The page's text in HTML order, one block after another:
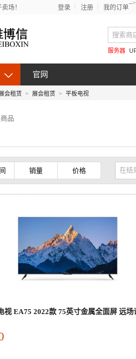
场！
-->
登录 注册 我的订单
服务器
官网
会租赁 > 展会租赁 > 平板电视
品
销量 价格
视 EA75 2022款 75英寸金属全面屏 远